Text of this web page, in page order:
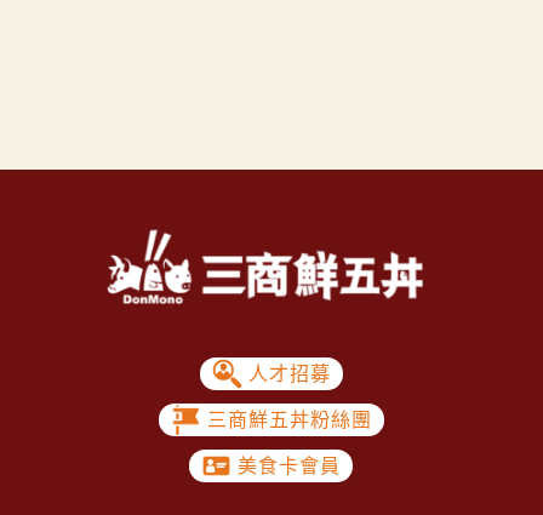
人才招募
三商鮮五丼粉絲團
美食卡會員